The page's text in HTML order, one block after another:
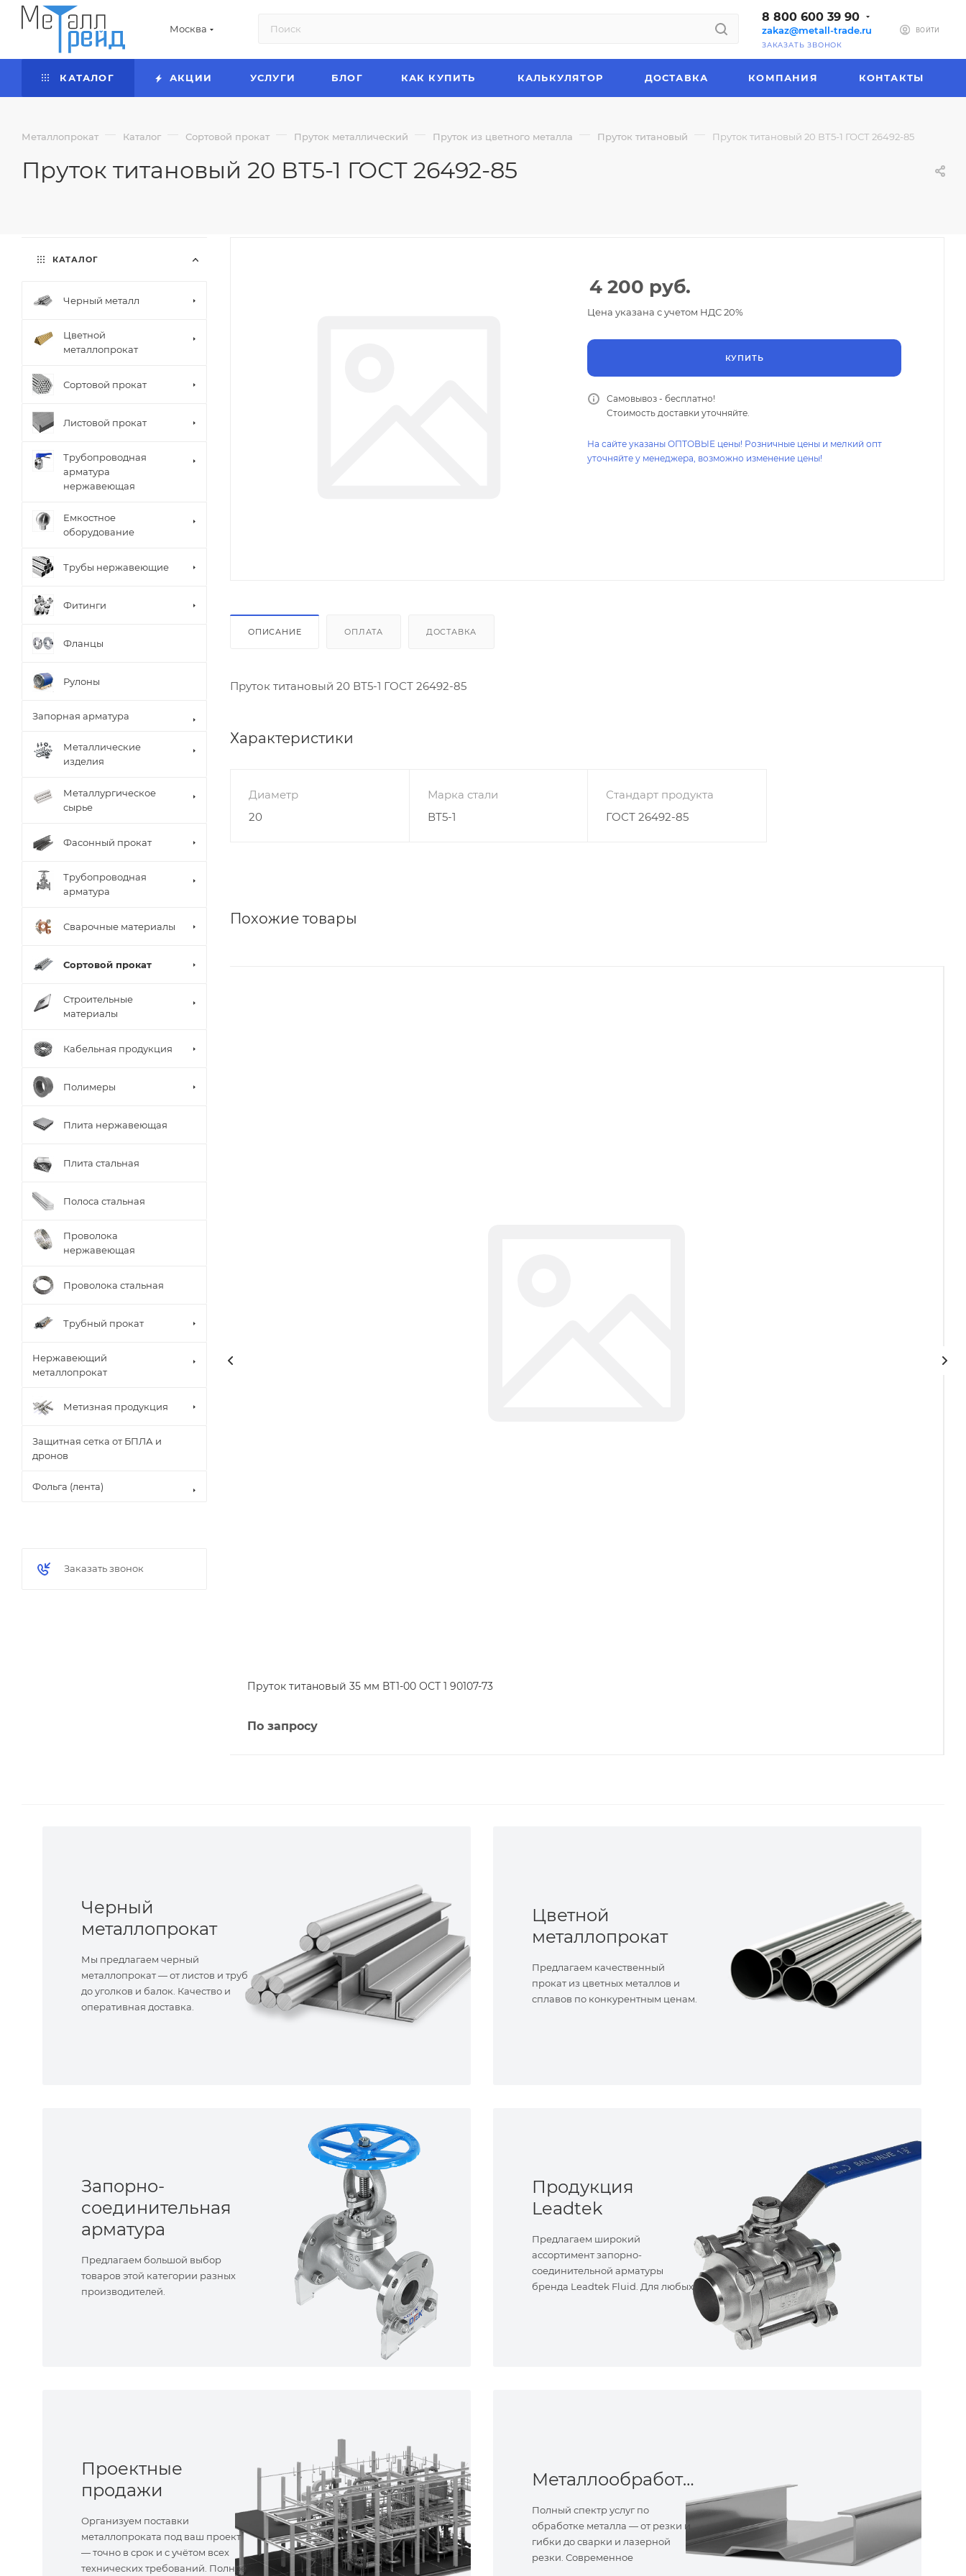
Москва
8 800 600 39 90
zakaz@metall-trade.ru
ЗАКАЗАТЬ ЗВОНОК
ВОЙТИ
КАТАЛОГ АКЦИИ УСЛУГИ БЛОГ КАК КУПИТЬ КАЛЬКУЛЯТОР ДОСТАВКА КОМПАНИЯ КОНТАКТЫ
Металлопрокат — Каталог — Сортовой прокат — Пруток металлический — Пруток из цветного металла — Пруток титановый — Пруток титановый 20 ВТ5-1 ГОСТ 26492-85
Пруток титановый 20 ВТ5-1 ГОСТ 26492-85
4 200 руб.
Цена указана с учетом НДС 20%
КУПИТЬ
Самовывоз - бесплатно!
Стоимость доставки уточняйте.
На сайте указаны ОПТОВЫЕ цены! Розничные цены и мелкий опт
уточняйте у менеджера, возможно изменение цены!
ОПИСАНИЕ ОПЛАТА ДОСТАВКА
Пруток титановый 20 ВТ5-1 ГОСТ 26492-85
Характеристики
Диаметр
20
Марка стали
ВТ5-1
Стандарт продукта
ГОСТ 26492-85
Похожие товары
Пруток титановый 35 мм ВТ1-00 ОСТ 1 90107-73
По запросу
КАТАЛОГ
Черный металл
Цветной
металлопрокат
Сортовой прокат
Листовой прокат
Трубопроводная
арматура
нержавеющая
Емкостное
оборудование
Трубы нержавеющие
Фитинги
Фланцы
Рулоны
Запорная арматура
Металлические
изделия
Металлургическое
сырье
Фасонный прокат
Трубопроводная
арматура
Сварочные материалы
Сортовой прокат
Строительные
материалы
Кабельная продукция
Полимеры
Плита нержавеющая
Плита стальная
Полоса стальная
Проволока
нержавеющая
Проволока стальная
Трубный прокат
Нержавеющий
металлопрокат
Метизная продукция
Защитная сетка от БПЛА и
дронов
Фольга (лента)
Заказать звонок
Черный
металлопрокат
Мы предлагаем черный
металлопрокат — от листов и труб
до уголков и балок. Качество и
оперативная доставка.
Цветной
металлопрокат
Предлагаем качественный
прокат из цветных металлов и
сплавов по конкурентным ценам.
Запорно-
соединительная
арматура
Предлагаем большой выбор
товаров этой категории разных
производителей.
Продукция
Leadtek
Предлагаем широкий
ассортимент запорно-
соединительной арматуры
бренда Leadtek Fluid. Для любых
Проектные
продажи
Организуем поставки
металлопроката под ваш проект
— точно в срок и с учётом всех
технических требований. Полное
Металлообработка
Полный спектр услуг по
обработке металла — от резки и
гибки до сварки и лазерной
резки. Современное